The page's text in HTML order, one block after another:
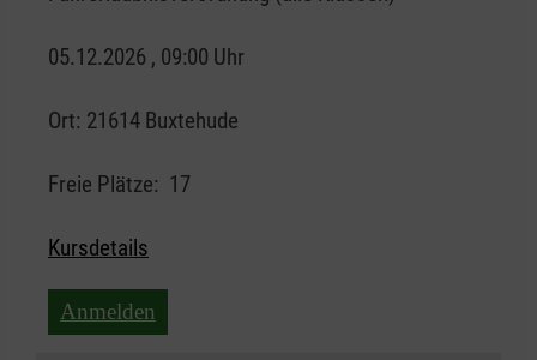
05.12.2026 , 09:00 Uhr
Ort: 21614 Buxtehude
Freie Plätze: 17
Kursdetails
Anmelden